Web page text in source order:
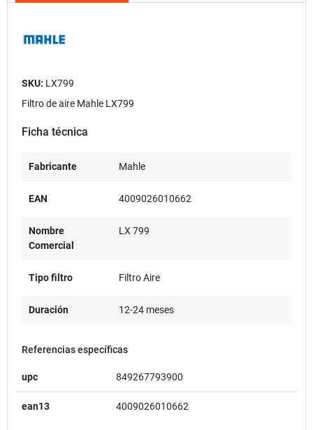
SKU: LX799
Filtro de aire Mahle LX799
Ficha técnica
Fabricante Mahle
EAN 4009026010662
Nombre
Comercial
LX 799
Tipo filtro Filtro Aire
Duración 12-24 meses
Referencias específicas
upc 849267793900
ean13 4009026010662